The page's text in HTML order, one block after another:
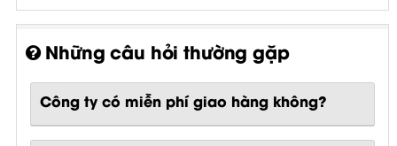
Những câu hỏi thường gặp
Công ty có miễn phí giao hàng không?